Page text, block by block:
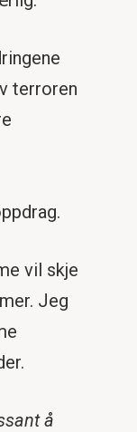
terroren
vil skje
Jeg
å